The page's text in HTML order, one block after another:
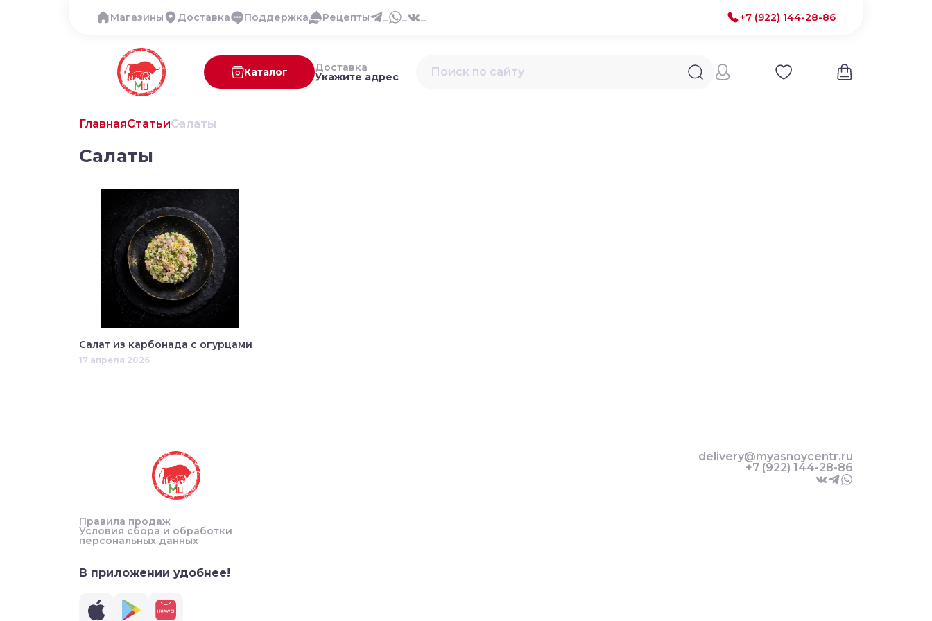
Магазины Доставка Поддержка Рецепты _ _ _ +7 (922) 144-28-86
Каталог Доставка
Укажите адрес
ГлавнаяСтатьиСалаты
Салаты
Салат из карбонада с огурцами
17 апреля 2026
Правила продаж
Условия сбора и обработки
персональных данных
delivery@myasnoycentr.ru
+7 (922) 144-28-86
В приложении удобнее!